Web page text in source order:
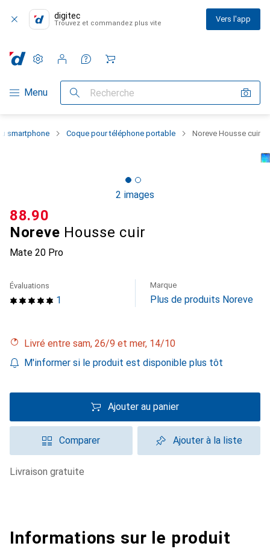
digitec
Trouvez et commandez plus vite Vers l'app
Navigation par catégorie
Menu Recherche
Paramètres
Compte client
Listes de comparaison
Listes d'envies
Panier
smartphone Coque pour téléphone portable Noreve Housse cuir
2 images
Noreve Housse cuir
Mate 20 Pro
CHF
88.90
1
Évaluations Marque
Plus de produits Noreve
Livré entre sam, 26/9 et mer, 14/10
M'informer si le produit est disponible plus tôt
Ajouter au panier
Comparer Ajouter à la liste
livraison gratuite
Informations sur le produit